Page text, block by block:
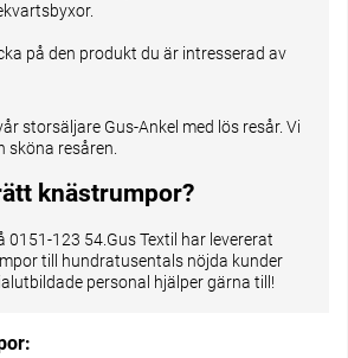
på den produkt du är intresserad av
storsäljare Gus-Ankel med lös resår. Vi
sköna resåren.
knästrumpor?
0151-123 54.Gus Textil har levererat
till hundratusentals nöjda kunder
personal hjälper gärna till!